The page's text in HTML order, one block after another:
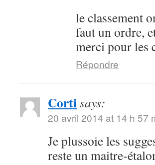
le classement
faut un ordre,
merci pour les
Répondre
Cortisays:
20 avril 2014 at 14 h 57
Je plussoie les
reste un maitre-